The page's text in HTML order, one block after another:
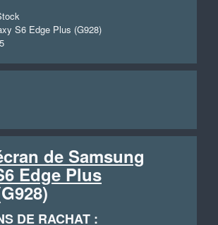
S6 Edge Plus (G928)
de Samsung
Edge Plus
DE RACHAT :